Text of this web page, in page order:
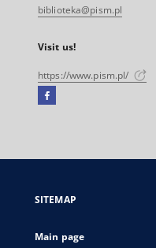
biblioteka@pism.pl
Visit us!
https://www.pism.pl/
Facebook
open
new
SITEMAP
Main page